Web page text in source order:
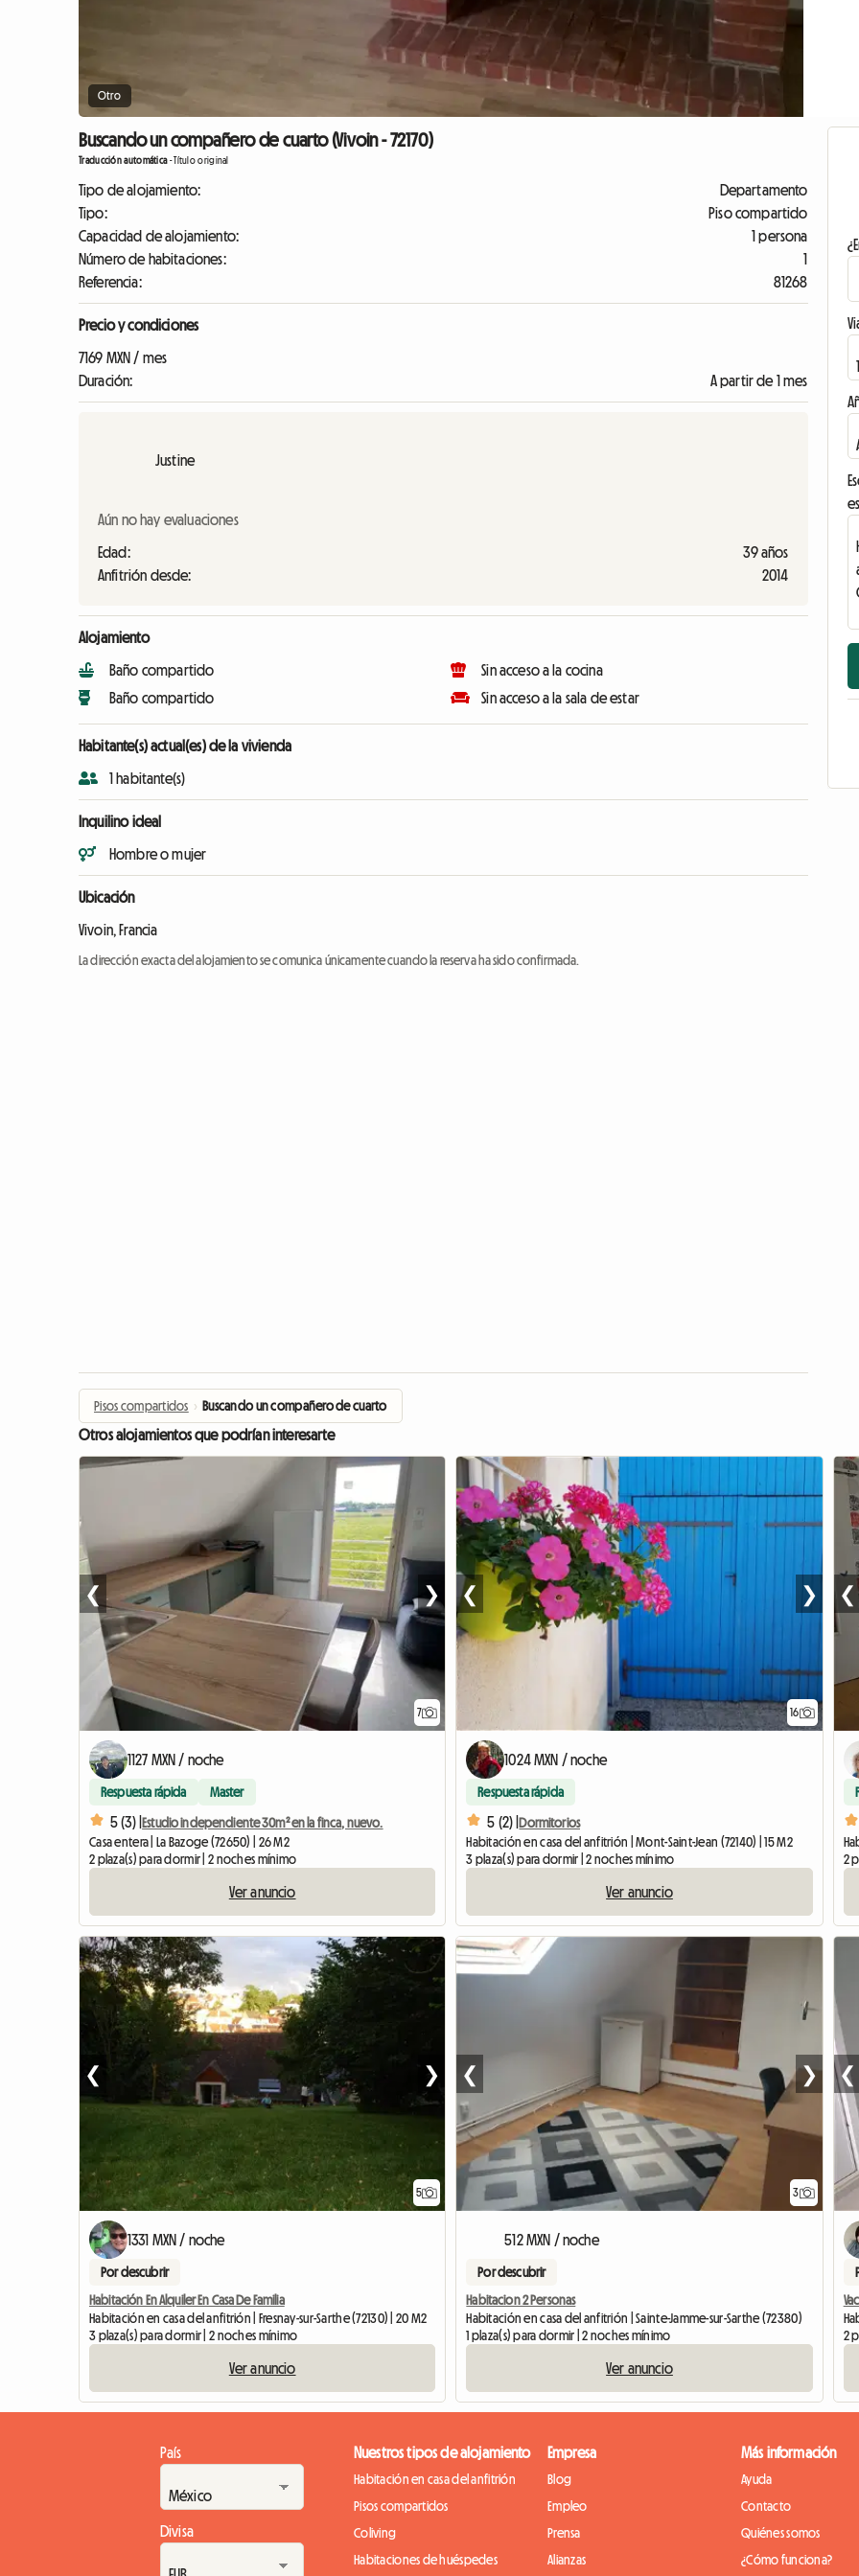
Otro
Buscando un compañero de cuarto (Vivoin - 72170)
Traducción automática-Título original
Tipo de alojamiento:
Departamento
Tipo:
Piso compartido
Capacidad de alojamiento:
1 persona
Número de habitaciones:
1
Referencia:
81268
Precio y condiciones
7169 MXN / mes
Duración:
A partir de 1 mes
Justine
Aún no hay evaluaciones
Edad:
39 años
Anfitrión desde:
2014
Alojamiento
Baño compartido
Baño compartido
Sin acceso a la cocina
Sin acceso a la sala de estar
Habitante(s) actual(es) de la vivienda
1 habitante(s)
Inquilino ideal
Hombre o mujer
Ubicación
Vivoin, Francia
La dirección exacta del alojamiento se comunica únicamente cuando la reserva ha sido confirmada.
Pisos compartidos › Buscando un compañero de cuarto
Otros alojamientos que podrían interesarte
7
❮ ❯
1127 MXN / noche
Respuesta rápida Master
5 (3) |Estudio independiente 30m² en la finca, nuevo.
Casa entera | La Bazoge (72650) | 26 M2
2 plaza(s) para dormir | 2 noches mínimo
Ver anuncio
16
❮ ❯
1024 MXN / noche
Respuesta rápida
5 (2) |Dormitorios
Habitación en casa del anfitrión | Mont-Saint-Jean (72140) | 15 M2
3 plaza(s) para dormir | 2 noches mínimo
Ver anuncio
❮
2
5
❮ ❯
1331 MXN / noche
Por descubrir
Habitación En Alquiler En Casa De Familia
Habitación en casa del anfitrión | Fresnay-sur-Sarthe (72130) | 20 M2
3 plaza(s) para dormir | 2 noches mínimo
Ver anuncio
3
❮ ❯
512 MXN / noche
Por descubrir
Habitacion 2 Personas
Habitación en casa del anfitrión | Sainte-Jamme-sur-Sarthe (72380)
1 plaza(s) para dormir | 2 noches mínimo
Ver anuncio
❮
2
País
Divisa
Nuestros tipos de alojamiento
Habitación en casa del anfitrión
Pisos compartidos
Coliving
Habitaciones de huéspedes
Empresa
Blog
Empleo
Prensa
Alianzas
Más información
Ayuda
Contacto
Quiénes somos
¿Cómo funciona?